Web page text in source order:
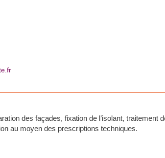
des façades, fixation de l’isolant, traitement
au moyen des prescriptions techniques.